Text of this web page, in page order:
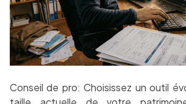
Conseil de pro: Choisissez un outil